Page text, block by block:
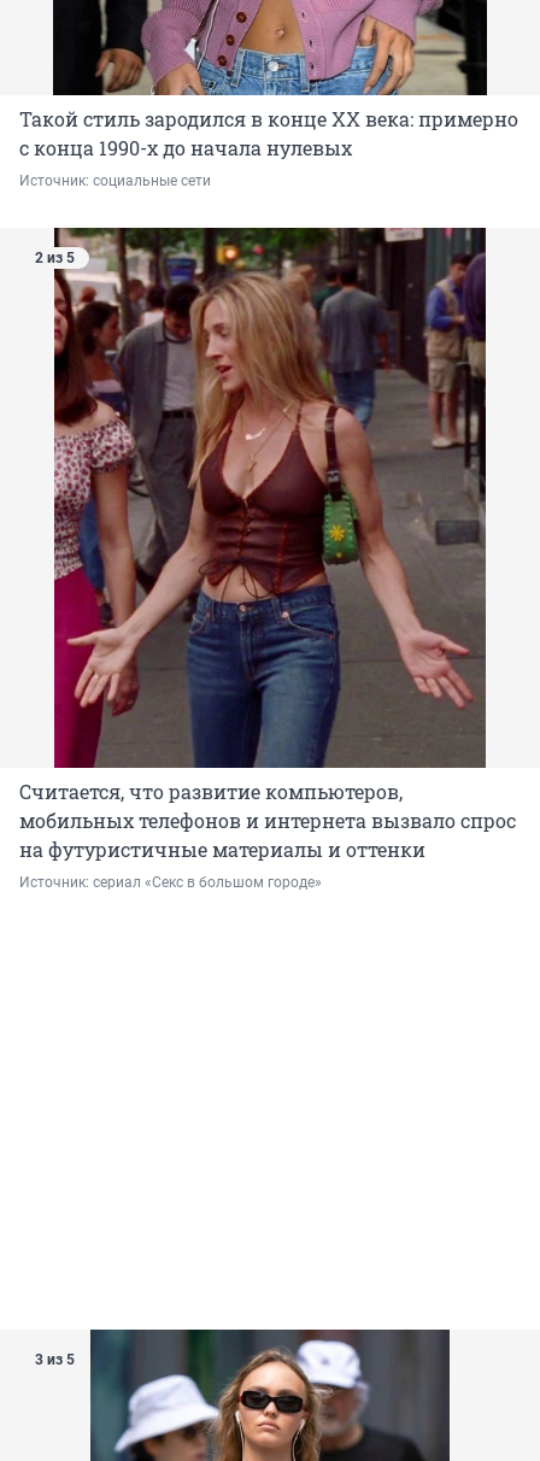
Такой стиль зародился в конце XX века: примерно
с конца 1990-х до начала нулевых
Источник: социальные сети
2 из 5
Считается, чторазвитие компьютеров,
мобильных телефонов и интернета вызвало спрос
на футуристичные материалы и оттенки
Источник: сериал «Секс в большом городе»
3 из 5